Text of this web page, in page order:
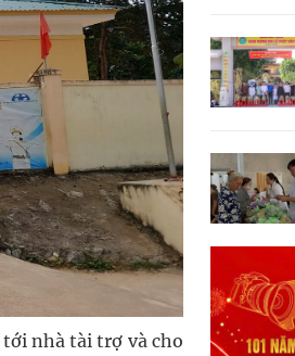
nhà tài trợ và cho